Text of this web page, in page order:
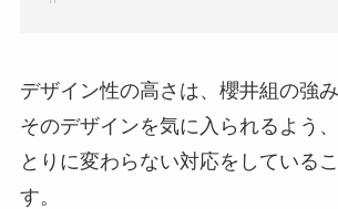
デザイン性の高さは、櫻井組の強み
そのデザインを気に入られるよう
とりに変わらない対応をしている
す。